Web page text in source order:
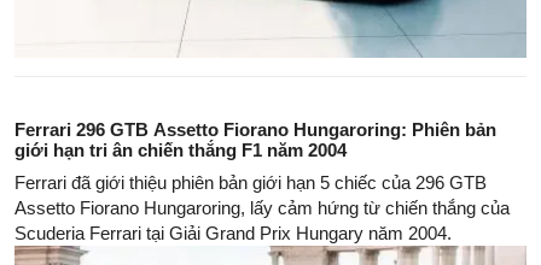
Ferrari 296 GTB Assetto Fiorano Hungaroring: Phiên bản
giới hạn tri ân chiến thắng F1 năm 2004
Ferrari đã giới thiệu phiên bản giới hạn 5 chiếc của 296 GTB
Assetto Fiorano Hungaroring, lấy cảm hứng từ chiến thắng của
Scuderia Ferrari tại Giải Grand Prix Hungary năm 2004.